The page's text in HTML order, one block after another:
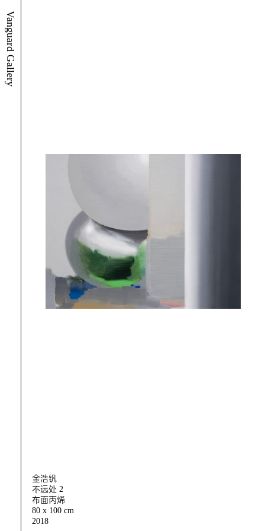
Vanguard Gallery
金浩钒
不远处 2
布面丙烯
80 x 100 cm
2018